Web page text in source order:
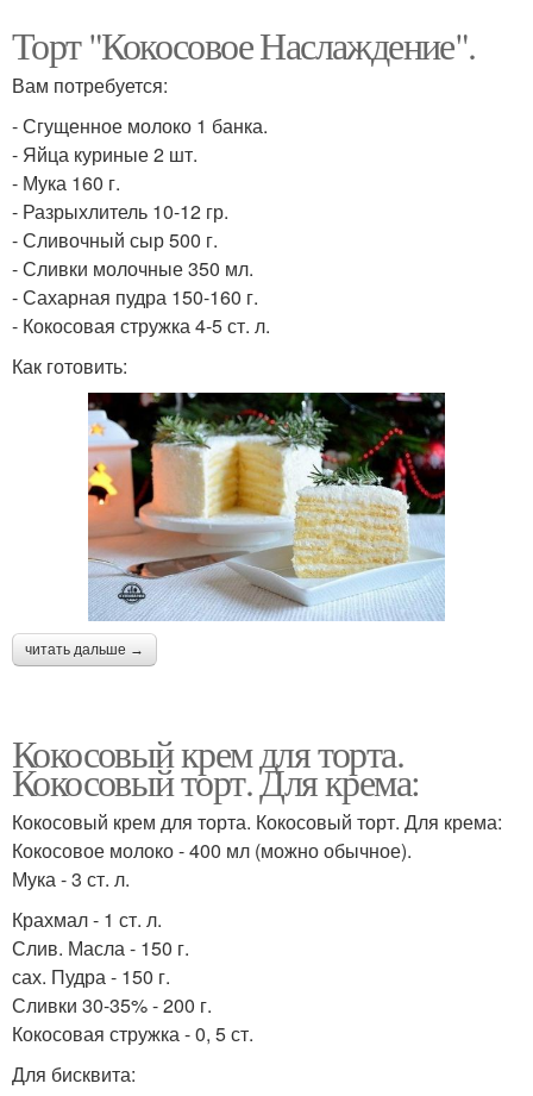
Торт "Кокосовое Наслаждение".
Вам потребуется:
- Сгущенное молоко 1 банка.
- Яйца куриные 2 шт.
- Мука 160 г.
- Разрыхлитель 10-12 гр.
- Сливочный сыр 500 г.
- Сливки молочные 350 мл.
- Сахарная пудра 150-160 г.
- Кокосовая стружка 4-5 ст. л.
Как готовить:
читать дальше →
Кокосовый крем для торта.
Кокосовый торт. Для крема:
Кокосовый крем для торта. Кокосовый торт. Для крема:
Кокосовое молоко - 400 мл (можно обычное).
Мука - 3 ст. л.
Крахмал - 1 ст. л.
Слив. Масла - 150 г.
сах. Пудра - 150 г.
Сливки 30-35% - 200 г.
Кокосовая стружка - 0, 5 ст.
Для бисквита: